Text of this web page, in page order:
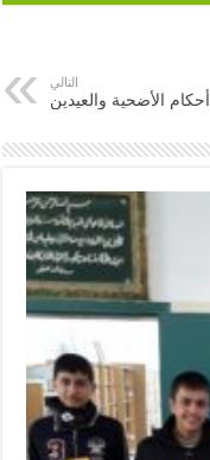
التالي
أحكام الأضحية والعيدين